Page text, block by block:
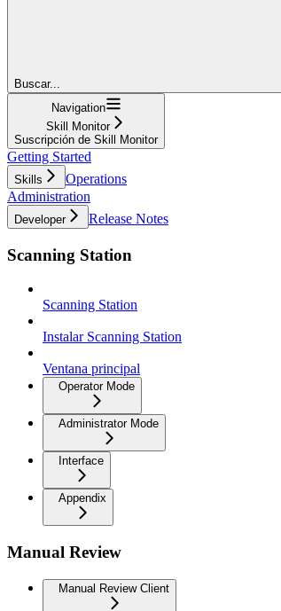
Buscar...
Navigation
Skill Monitor
Suscripción de Skill Monitor
Getting Started
Skills
Operations
Administration
Developer Release Notes
Scanning Station
Scanning Station
Instalar Scanning Station
Ventana principal
Operator Mode
Administrator Mode
Interface
Appendix
Manual Review
Manual Review Client